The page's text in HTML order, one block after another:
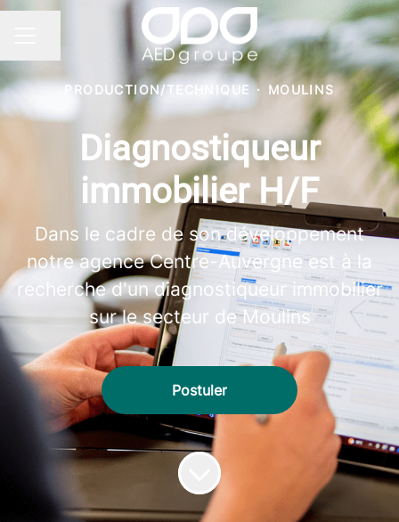
Partager la page
PRODUCTION/TECHNIQUE · MOULINS
Diagnostiqueur
immobilier H/F
Dans le cadre de son développement
notre agence Centre-Auvergne est à la
recherche d'un diagnostiqueur immobilier
sur le secteur de Moulins
Postuler